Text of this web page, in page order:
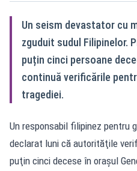
Un seism devastator cu
zguduit sudul Filipinelor.
puțin cinci persoane
continuă verificările
tragediei.
Un responsabil filipinez pentru
declarat luni că autorităţile
puţin cinci decese în oraşul